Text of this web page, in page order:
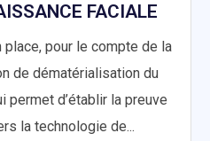
FACIALE
place, pour le compte de la
de dématérialisation du
permet d’établir la preuve
la technologie de...